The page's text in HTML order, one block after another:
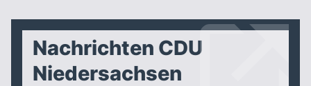
Nachrichten CDU
Niedersachsen